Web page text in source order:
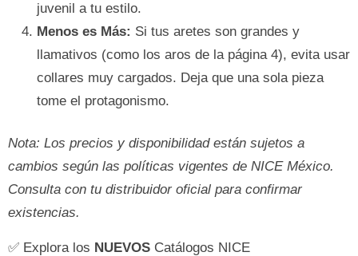
juvenil a tu estilo.
Menos es Más: Si tus aretes son grandes y
llamativos (como los aros de la página 4), evita usar
collares muy cargados. Deja que una sola pieza
tome el protagonismo.
Nota: Los precios y disponibilidad están sujetos a
cambios según las políticas vigentes de NICE México.
Consulta con tu distribuidor oficial para confirmar
existencias.
✅ Explora los NUEVOS Catálogos NICE